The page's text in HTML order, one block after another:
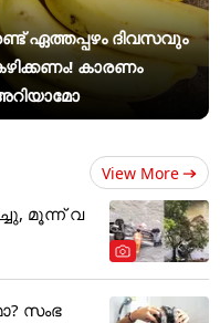
ഏത്തപ്പഴം ദിവസവും
കാരണം
View More
മൂന്ന് വ
സംഭ